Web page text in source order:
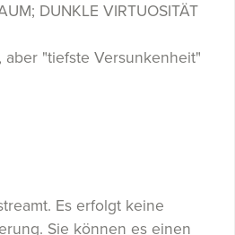
DUNKLE VIRTUOSITÄT
aber "tiefste Versunkenheit"
Es erfolgt keine
Sie können es einen